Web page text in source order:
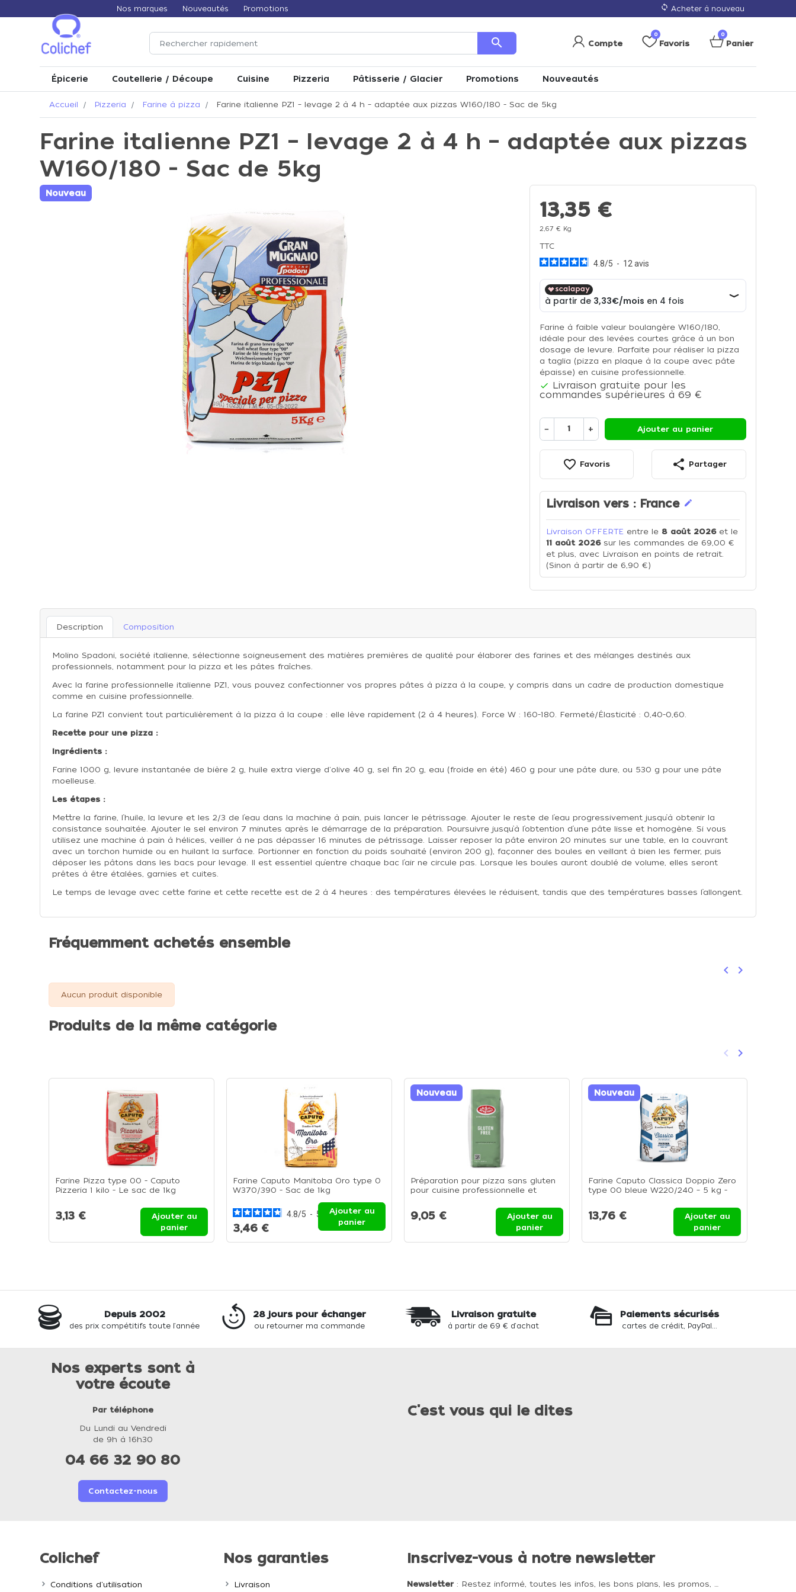
Nos marques Nouveautés Promotions loop Acheter à nouveau
search Compte
0
Favoris
0
Panier
Épicerie Coutellerie / Découpe Cuisine Pizzeria Pâtisserie / Glacier Promotions Nouveautés
Accueil Pizzeria Farine à pizza Farine italienne PZ1 – levage 2 à 4 h – adaptée aux pizzas W160/180 - Sac de 5kg
Farine italienne PZ1 – levage 2 à 4 h – adaptée aux pizzas
W160/180 - Sac de 5kg
Nouveau
13,35 €
2,67 € Kg
TTC
4.8/5 - 12 avis
Farine à faible valeur boulangère W160/180,
idéale pour des levées courtes grâce à un bon
dosage de levure. Parfaite pour réaliser la pizza
a taglia (pizza en plaque à la coupe avec pâte
épaisse) en cuisine professionnelle.
 Livraison gratuite pour les
commandes supérieures à 69 €
− + Ajouter au panier
favorite_border Favoris share Partager
Livraison vers : France edit
Livraison OFFERTE entre le 8 août 2026et le
11 août 2026sur les commandes de 69,00 €
et plus, avec Livraison en points de retrait.
(Sinon à partir de 6,90 €)
Description Composition
Molino Spadoni, société italienne, sélectionne soigneusement des matières premières de qualité pour élaborer des farines et des mélanges destinés aux
professionnels, notamment pour la pizza et les pâtes fraîches.
Avec la farine professionnelle italienne PZ1, vous pouvez confectionner vos propres pâtes à pizza à la coupe, y compris dans un cadre de production domestique
comme en cuisine professionnelle.
La farine PZ1 convient tout particulièrement à la pizza à la coupe : elle lève rapidement (2 à 4 heures). Force W : 160-180. Fermeté/Élasticité : 0,40-0,60.
Recette pour une pizza :
Ingrédients :
Farine 1000 g, levure instantanée de bière 2 g, huile extra vierge d'olive 40 g, sel fin 20 g, eau (froide en été) 460 g pour une pâte dure, ou 530 g pour une pâte
moelleuse.
Les étapes :
Mettre la farine, l’huile, la levure et les 2/3 de l’eau dans la machine à pain, puis lancer le pétrissage. Ajouter le reste de l’eau progressivement jusqu’à obtenir la
consistance souhaitée. Ajouter le sel environ 7 minutes après le démarrage de la préparation. Poursuivre jusqu’à l’obtention d’une pâte lisse et homogène. Si vous
utilisez une machine à pain à hélices, veiller à ne pas dépasser 16 minutes de pétrissage. Laisser reposer la pâte environ 20 minutes sur une table, en la couvrant
avec un torchon humide ou en huilant la surface. Portionner en fonction du poids souhaité (environ 200 g), façonner des boules en veillant à bien les fermer, puis
déposer les pâtons dans les bacs pour levage. Il est essentiel qu’entre chaque bac l’air ne circule pas. Lorsque les boules auront doublé de volume, elles seront
prêtes à être étalées, garnies et cuites.
Le temps de levage avec cette farine et cette recette est de 2 à 4 heures : des températures élevées le réduisent, tandis que des températures basses l’allongent.
Fréquemment achetés ensemble
Précédent
keyboard_arrow_left Suivant
keyboard_arrow_right
Aucun produit disponible
Produits de la même catégorie
Précédent
keyboard_arrow_left Suivant
keyboard_arrow_right
Farine Pizza type 00 - Caputo
Pizzeria 1 kilo - Le sac de 1kg
3,13 €
Ajouter au
panier
Farine Caputo Manitoba Oro type 0
W370/390 - Sac de 1kg
4.8/5 - 5 avis
3,46 €
Ajouter au
panier
Nouveau
Préparation pour pizza sans gluten
pour cuisine professionnelle et
9,05 €
Ajouter au
panier
Nouveau
Farine Caputo Classica Doppio Zero
type 00 bleue W220/240 – 5 kg -
13,76 €
Ajouter au
panier
Depuis 2002
des prix compétitifs toute l'année
28 jours pour échanger
ou retourner ma commande
Livraison gratuite
à partir de 69 € d'achat
Paiements sécurisés
cartes de crédit, PayPal...
Nos experts sont à
votre écoute
Par téléphone
Du Lundi au Vendredi
de 9h à 16h30
04 66 32 90 80
Contactez-nous
C'est vous qui le dites
Colichef
Conditions d'utilisation
Nos garanties
Livraison
Inscrivez-vous à notre newsletter
Newsletter: Restez informé, toutes les infos, les bons plans, les promos, …